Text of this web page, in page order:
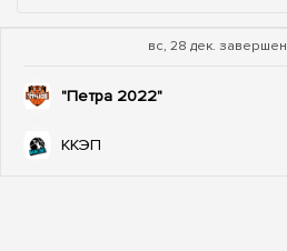
вс, 28 дек. завершен
"Петра 2022"
ККЭП